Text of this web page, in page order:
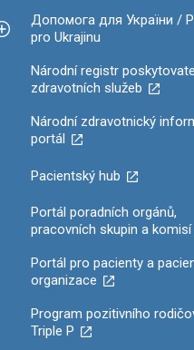
Zobrazit podmenu pro
Допомога для України /
pro Ukrajinu
Národní registr
zdravotních služeb
Národní zdravotnický
portál
Pacientský hub
Portál poradních orgánů,
pracovních skupin a komisí
Portál pro pacienty a
organizace
Program pozitivního
Triple P